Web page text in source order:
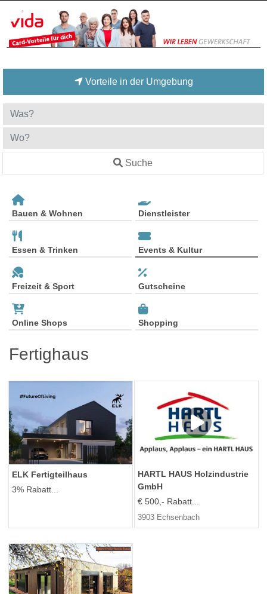
Vorteile in der Umgebung
Suche
Bauen & Wohnen Dienstleister
Essen & Trinken Events & Kultur
Freizeit & Sport Gutscheine
Online Shops Shopping
Fertighaus
ELK Fertigteilhaus
3% Rabatt...
HARTL HAUS Holzindustrie
GmbH
€ 500,- Rabatt...
3903 Echsenbach